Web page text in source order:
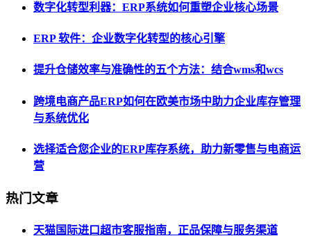
数字化转型利器：ERP系统如何重塑企业核心场景
ERP 软件：企业数字化转型的核心引擎
提升仓储效率与准确性的五个方法：结合wms和wcs
跨境电商产品ERP如何在欧美市场中助力企业库存管理
与系统优化
选择适合您企业的ERP库存系统，助力新零售与电商运
营
热门文章
天猫国际进口超市客服指南，正品保障与服务渠道